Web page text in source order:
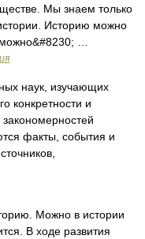
Мы знаем только
Историю можно
…
наук, изучающих
конкретности и
факты, события и
Можно в истории
В ходе развития